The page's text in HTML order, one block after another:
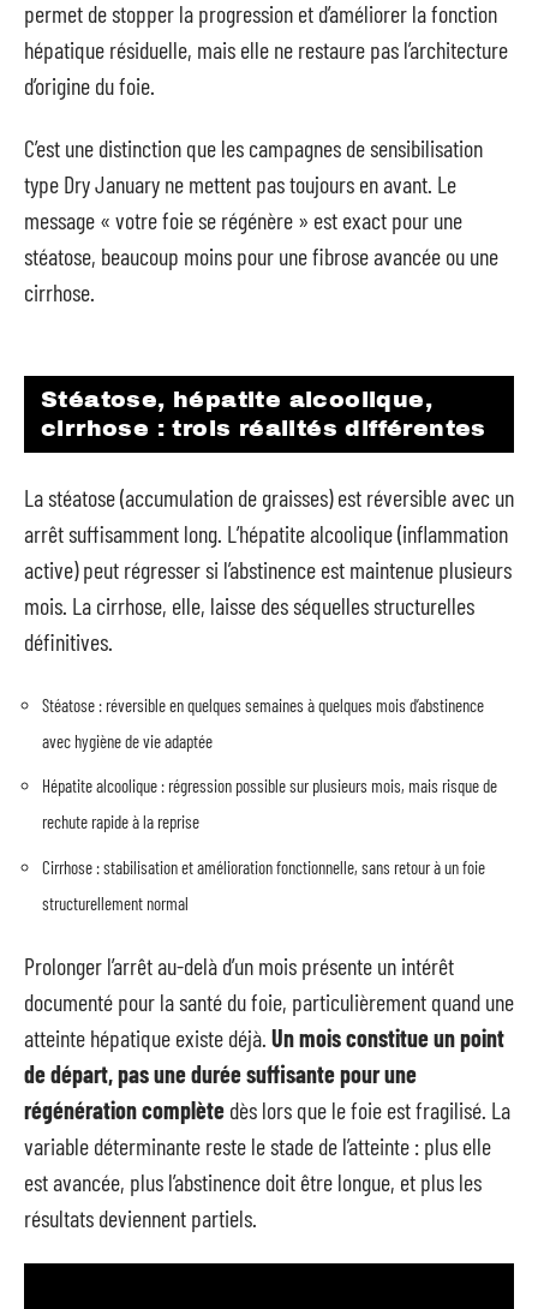
permet de stopper la progression et d’améliorer la fonction
hépatique résiduelle, mais elle ne restaure pas l’architecture
d’origine du foie.
C’est une distinction que les campagnes de sensibilisation
type Dry January ne mettent pas toujours en avant. Le
message « votre foie se régénère » est exact pour une
stéatose, beaucoup moins pour une fibrose avancée ou une
cirrhose.
Stéatose, hépatite alcoolique,
cirrhose : trois réalités différentes
La stéatose (accumulation de graisses) est réversible avec un
arrêt suffisamment long. L’hépatite alcoolique (inflammation
active) peut régresser si l’abstinence est maintenue plusieurs
mois. La cirrhose, elle, laisse des séquelles structurelles
définitives.
Stéatose : réversible en quelques semaines à quelques mois d’abstinence
avec hygiène de vie adaptée
Hépatite alcoolique : régression possible sur plusieurs mois, mais risque de
rechute rapide à la reprise
Cirrhose : stabilisation et amélioration fonctionnelle, sans retour à un foie
structurellement normal
Prolonger l’arrêt au-delà d’un mois présente un intérêt
documenté pour la santé du foie, particulièrement quand une
atteinte hépatique existe déjà. Un mois constitue un point
de départ, pas une durée suffisante pour une
régénération complète dès lors que le foie est fragilisé. La
variable déterminante reste le stade de l’atteinte : plus elle
est avancée, plus l’abstinence doit être longue, et plus les
résultats deviennent partiels.